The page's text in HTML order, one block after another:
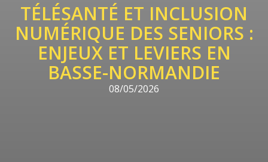
TÉLÉSANTÉ ET INCLUSION
NUMÉRIQUE DES SENIORS :
ENJEUX ET LEVIERS EN
BASSE-NORMANDIE
08/05/2026